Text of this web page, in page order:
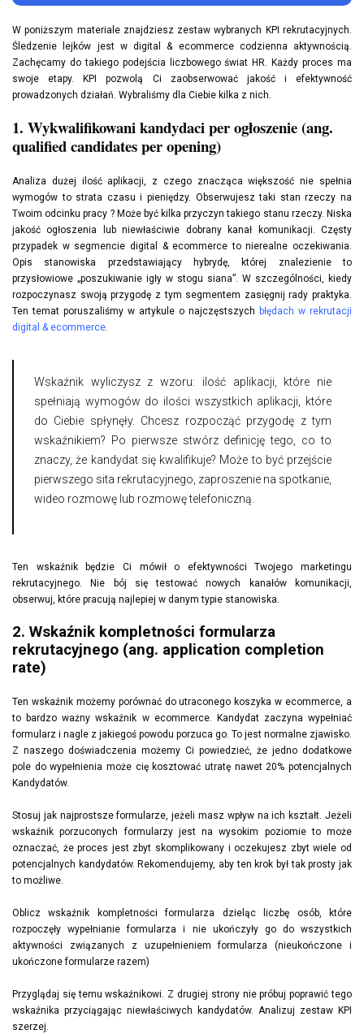
W poniższym materiale znajdziesz zestaw wybranych KPI rekrutacyjnych.
Śledzenie lejków jest w digital & ecommerce codzienna aktywnością.
Zachęcamy do takiego podejścia liczbowego świat HR. Każdy proces ma
swoje etapy. KPI pozwolą Ci zaobserwować jakość i efektywność
prowadzonych działań. Wybraliśmy dla Ciebie kilka z nich.
1. Wykwalifikowani kandydaci per ogłoszenie (ang.
qualified candidates per opening)
Analiza dużej ilość aplikacji, z czego znacząca większość nie spełnia
wymogów to strata czasu i pieniędzy. Obserwujesz taki stan rzeczy na
Twoim odcinku pracy ? Może być kilka przyczyn takiego stanu rzeczy. Niska
jakość ogłoszenia lub niewłaściwie dobrany kanał komunikacji. Częsty
przypadek w segmencie digital & ecommerce to nierealne oczekiwania.
Opis stanowiska przedstawiający hybrydę, której znalezienie to
przysłowiowe „poszukiwanie igły w stogu siana”. W szczególności, kiedy
rozpoczynasz swoją przygodę z tym segmentem zasięgnij rady praktyka.
Ten temat poruszaliśmy w artykule o najczęstszych błędach w rekrutacji
digital & ecommerce
Wskaźnik wyliczysz z wzoru: ilość aplikacji, które nie
spełniają wymogów do ilości wszystkich aplikacji, które
do Ciebie spłynęły. Chcesz rozpocząć przygodę z tym
wskaźnikiem? Po pierwsze stwórz definicję tego, co to
znaczy, że kandydat się kwalifikuje? Może to być przejście
pierwszego sita rekrutacyjnego, zaproszenie na spotkanie,
wideo rozmowę lub rozmowę telefoniczną.
Ten wskaźnik będzie Ci mówił o efektywności Twojego marketingu
rekrutacyjnego. Nie bój się testować nowych kanałów komunikacji,
obserwuj, które pracują najlepiej w danym typie stanowiska.
2. Wskaźnik kompletności formularza
rekrutacyjnego (ang. application completion
rate)
Ten wskaźnik możemy porównać do utraconego koszyka w ecommerce, a
to bardzo ważny wskaźnik w ecommerce. Kandydat zaczyna wypełniać
formularz i nagle z jakiegoś powodu porzuca go. To jest normalne zjawisko.
Z naszego doświadczenia możemy Ci powiedzieć, że jedno dodatkowe
pole do wypełnienia może cię kosztować utratę nawet 20% potencjalnych
Kandydatów.
Stosuj jak najprostsze formularze, jeżeli masz wpływ na ich kształt. Jeżeli
wskaźnik porzuconych formularzy jest na wysokim poziomie to może
oznaczać, że proces jest zbyt skomplikowany i oczekujesz zbyt wiele od
potencjalnych kandydatów. Rekomendujemy, aby ten krok był tak prosty jak
to możliwe.
Oblicz wskaźnik kompletności formularza dzieląc liczbę osób, które
rozpoczęły wypełnianie formularza i nie ukończyły go do wszystkich
aktywności związanych z uzupełnieniem formularza (nieukończone i
ukończone formularze razem)
Przyglądaj się temu wskaźnikowi. Z drugiej strony nie próbuj poprawić tego
wskaźnika przyciągając niewłaściwych kandydatów. Analizuj zestaw KPI
szerzej.